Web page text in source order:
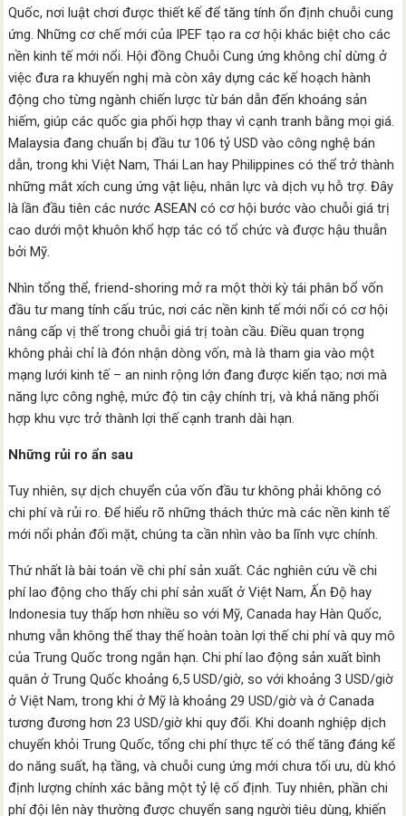
Quốc, nơi luật chơi được thiết kế để tăng tính ổn định chuỗi cung
ứng. Những cơ chế mới của IPEF tạo ra cơ hội khác biệt cho các
nền kinh tế mới nổi. Hội đồng Chuỗi Cung ứng không chỉ dừng ở
việc đưa ra khuyến nghị mà còn xây dựng các kế hoạch hành
động cho từng ngành chiến lược từ bán dẫn đến khoáng sản
hiếm, giúp các quốc gia phối hợp thay vì cạnh tranh bằng mọi giá.
Malaysia đang chuẩn bị đầu tư 106 tỷ USD vào công nghệ bán
dẫn, trong khi Việt Nam, Thái Lan hay Philippines có thể trở thành
những mắt xích cung ứng vật liệu, nhân lực và dịch vụ hỗ trợ. Đây
là lần đầu tiên các nước ASEAN có cơ hội bước vào chuỗi giá trị
cao dưới một khuôn khổ hợp tác có tổ chức và được hậu thuẫn
bởi Mỹ.
Nhìn tổng thể, friend-shoring mở ra một thời kỳ tái phân bổ vốn
đầu tư mang tính cấu trúc, nơi các nền kinh tế mới nổi có cơ hội
nâng cấp vị thế trong chuỗi giá trị toàn cầu. Điều quan trọng
không phải chỉ là đón nhận dòng vốn, mà là tham gia vào một
mạng lưới kinh tế – an ninh rộng lớn đang được kiến tạo; nơi mà
năng lực công nghệ, mức độ tin cậy chính trị, và khả năng phối
hợp khu vực trở thành lợi thế cạnh tranh dài hạn.
Những rủi ro ẩn sau
Tuy nhiên, sự dịch chuyển của vốn đầu tư không phải không có
chi phí và rủi ro. Để hiểu rõ những thách thức mà các nền kinh tế
mới nổi phản đối mặt, chúng ta cần nhìn vào ba lĩnh vực chính.
Thứ nhất là bài toán về chi phí sản xuất. Các nghiên cứu về chi
phí lao động cho thấy chi phí sản xuất ở Việt Nam, Ấn Độ hay
Indonesia tuy thấp hơn nhiều so với Mỹ, Canada hay Hàn Quốc,
nhưng vẫn không thể thay thế hoàn toàn lợi thế chi phí và quy mô
của Trung Quốc trong ngắn hạn. Chi phí lao động sản xuất bình
quân ở Trung Quốc khoảng 6,5 USD/giờ, so với khoảng 3 USD/giờ
ở Việt Nam, trong khi ở Mỹ là khoảng 29 USD/giờ và ở Canada
tương đương hơn 23 USD/giờ khi quy đổi. Khi doanh nghiệp dịch
chuyển khỏi Trung Quốc, tổng chi phí thực tế có thể tăng đáng kể
do năng suất, hạ tầng, và chuỗi cung ứng mới chưa tối ưu, dù khó
định lượng chính xác bằng một tỷ lệ cố định. Tuy nhiên, phần chi
phí đội lên này thường được chuyển sang người tiêu dùng, khiến